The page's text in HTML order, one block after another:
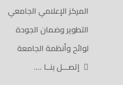
المركز الإعلامي الجامعي
التطوير وضمان الجودة
لوائح وأنظمة الجامعة
إتصـــل بنــا ….